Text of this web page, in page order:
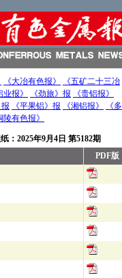
《大冶有色报》
《五矿二十三冶
业报》 《劲旅》报
《贵铝报》
报
《平果铝》报 《湘铝报》
《多
陵有色报》
： 2025年9月4日 第5182期
PDF版